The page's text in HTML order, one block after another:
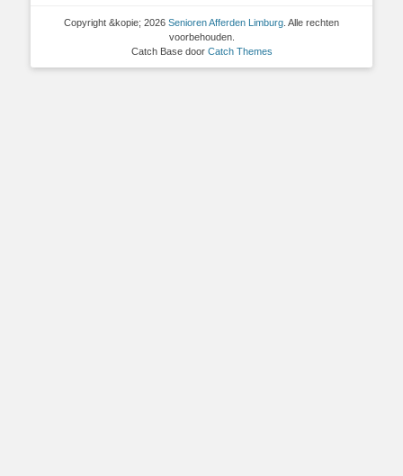
Copyright &kopie; 2026 Senioren Afferden Limburg . Alle rechten
voorbehouden.
Catch Base door Catch Themes